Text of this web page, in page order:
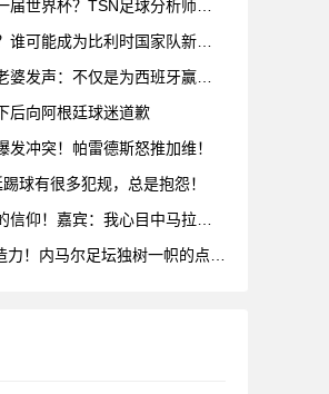
后向阿根廷球迷道歉
发冲突！帕雷德斯怒推加维！
球有很多犯规，总是抱怨！